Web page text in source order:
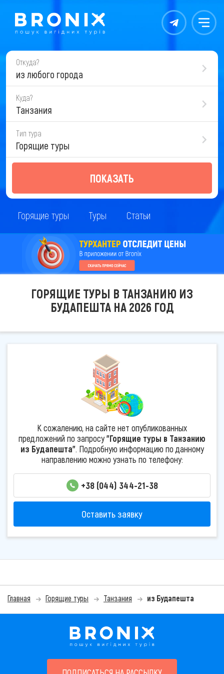
Контакты Меню
Откуда?
из любого города
Куда?
Танзания
Тип тура
Горящие туры
ПОКАЗАТЬ
Горящие туры Туры Статьи
ГОРЯЩИЕ ТУРЫ В ТАНЗАНИЮ ИЗ
БУДАПЕШТА НА 2026 ГОД
К сожалению, на сайте нет опубликованных
предложений по запросу"Горящие туры в Танзанию
из Будапешта". Подробную информацию по данному
направлению можно узнать по телефону:
+38 (044) 344-21-38
Оставить заявку
Главная Горящие туры Танзания из Будапешта